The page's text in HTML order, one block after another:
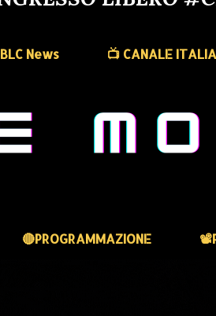
News 📺 CANALE ITALIA
🔴PROGRAMMAZIONE